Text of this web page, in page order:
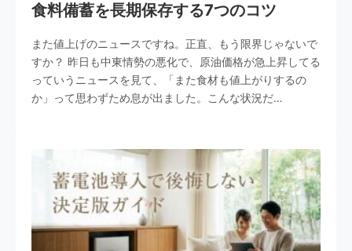
食料備蓄を長期保存する7つのコツ
また値上げのニュースですね。正直、もう限界じゃないで
すか？ 昨日も中東情勢の悪化で、原油価格が急上昇してる
っていうニュースを見て、「また食材も値上がりするの
か」って思わずため息が出ました。こんな状況だ…
ライフライン防衛術